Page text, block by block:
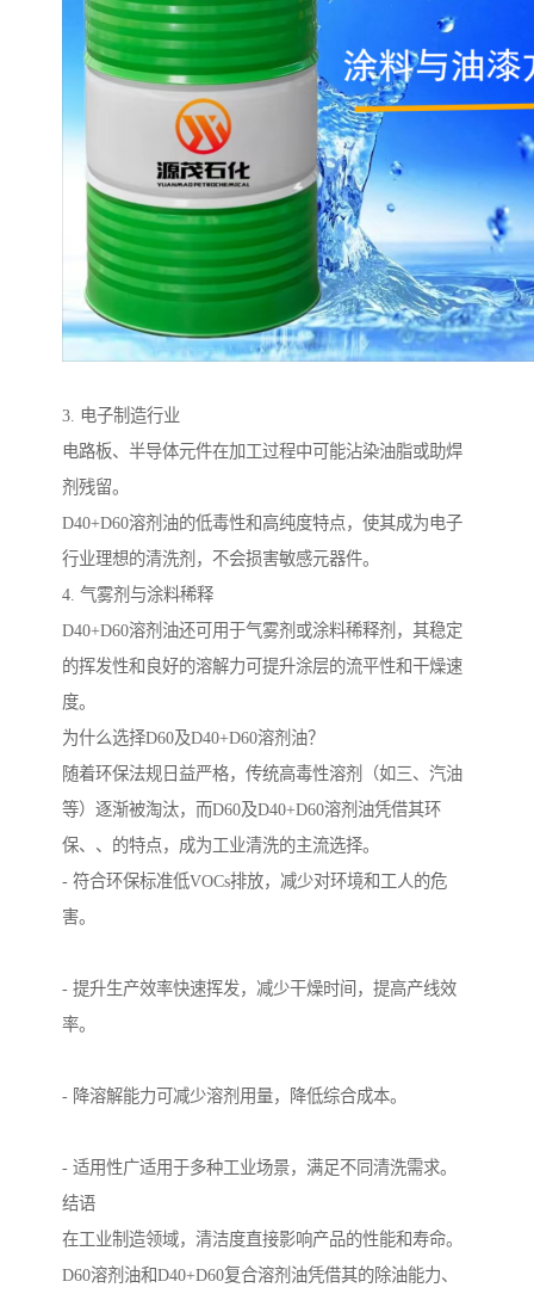
3. 电子制造行业
电路板、半导体元件在加工过程中可能沾染油脂或助焊
剂残留。
D40+D60溶剂油的低毒性和高纯度特点，使其成为电子
行业理想的清洗剂，不会损害敏感元器件。
4. 气雾剂与涂料稀释
D40+D60溶剂油还可用于气雾剂或涂料稀释剂，其稳定
的挥发性和良好的溶解力可提升涂层的流平性和干燥速
度。
为什么选择D60及D40+D60溶剂油？
随着环保法规日益严格，传统高毒性溶剂（如三、汽油
等）逐渐被淘汰，而D60及D40+D60溶剂油凭借其环
保、、的特点，成为工业清洗的主流选择。
- 符合环保标准低VOCs排放，减少对环境和工人的危
害。
- 提升生产效率快速挥发，减少干燥时间，提高产线效
率。
- 降溶解能力可减少溶剂用量，降低综合成本。
- 适用性广适用于多种工业场景，满足不同清洗需求。
结语
在工业制造领域，清洁度直接影响产品的性能和寿命。
D60溶剂油和D40+D60复合溶剂油凭借其的除油能力、